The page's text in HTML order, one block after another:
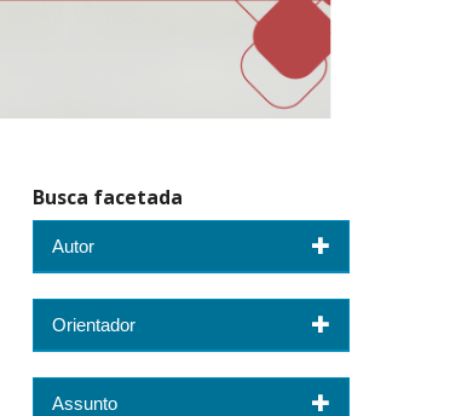
Busca facetada
Autor
Orientador
Assunto